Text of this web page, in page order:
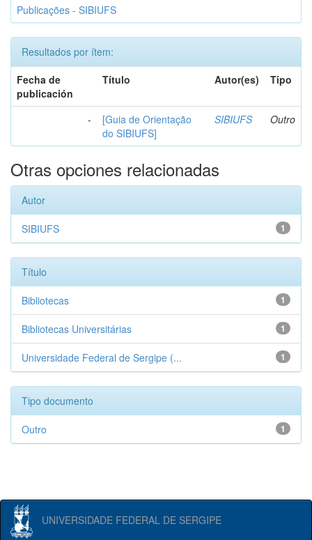
Publicações - SIBIUFS
Resultados por ítem:
Fecha de
publicación
Título Autor(es) Tipo
-
[Guia de Orientação
do SIBIUFS]
SIBIUFS Outro
Otras opciones relacionadas
Autor
1
SIBIUFS
Título
1
Bibliotecas
1
Bibliotecas Universitárias
1
Universidade Federal de Sergipe (...
Tipo documento
1
Outro
UNIVERSIDADE FEDERAL DE SERGIPE